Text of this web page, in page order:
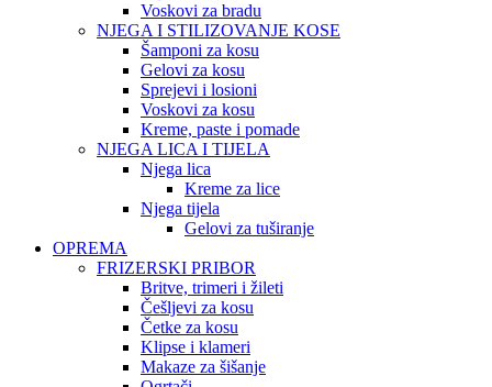
Voskovi za bradu
NJEGA I STILIZOVANJE KOSE
Šamponi za kosu
Gelovi za kosu
Sprejevi i losioni
Voskovi za kosu
Kreme, paste i pomade
NJEGA LICA I TIJELA
Njega lica
Kreme za lice
Njega tijela
Gelovi za tuširanje
OPREMA
FRIZERSKI PRIBOR
Britve, trimeri i žileti
Češljevi za kosu
Četke za kosu
Klipse i klameri
Makaze za šišanje